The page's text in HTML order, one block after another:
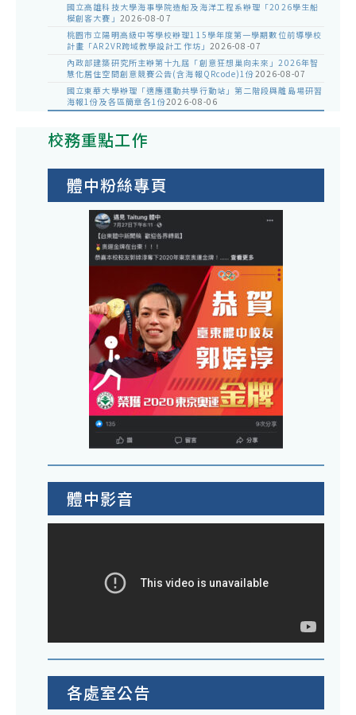
國立高雄科技大學海事學院造船及海洋工程系辦理「2026學生船
模創客大賽」 2026-08-07
桃園市立陽明高級中等學校辦理115學年度第一學期數位前導學校
計畫「AR2VR跨域教學設計工作坊」 2026-08-07
內政部建築研究所主辦第十九屆「創意狂想巢向未來」2026年智
慧化居住空間創意競賽公告(含海報QRcode)1份2026-08-07
國立東華大學辦理「適應運動共學行動站」第二階段與離島場研習
海報1份及各區簡章各1份2026-08-06
校務重點工作
體中粉絲專頁
體中影音
各處室公告